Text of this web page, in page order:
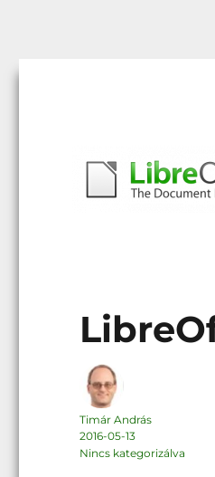
Szerző
Timár András
Közzétéve
2016-05-13
Kategória
Nincs kategorizálva